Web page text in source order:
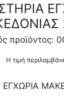
προϊόντος:
Η τιμή
ΕΓΧΩΡΙΑ